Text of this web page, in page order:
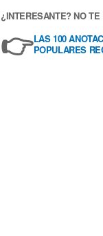
¿INTERESANTE? NO
👉LAS 100
POPULARES